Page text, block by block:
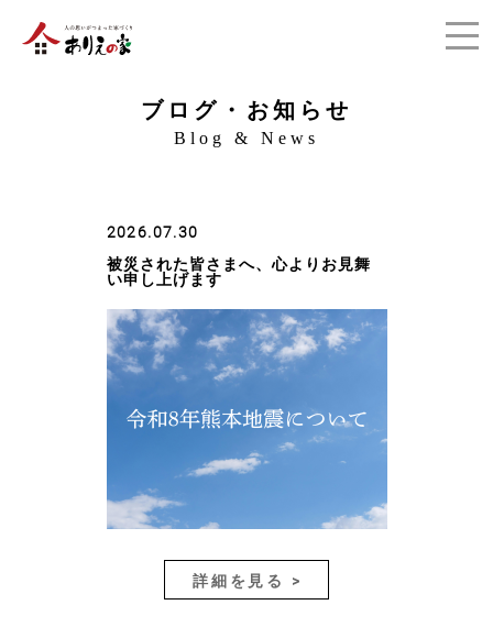
ブログ・お知らせ
Blog & News
2026.07.30
被災された皆さまへ、心よりお見舞
い申し上げます
詳細を見る >